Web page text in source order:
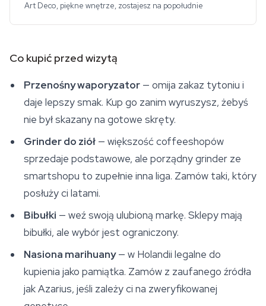
Art Deco, piękne wnętrze, zostajesz na popołudnie
Co kupić przed wizytą
Przenośny waporyzator — omija zakaz tytoniu i
daje lepszy smak. Kup go zanim wyruszysz, żebyś
nie był skazany na gotowe skręty.
Grinder do ziół — większość coffeeshopów
sprzedaje podstawowe, ale porządny grinder ze
smartshopu to zupełnie inna liga. Zamów taki, który
posłuży ci latami.
Bibułki — weź swoją ulubioną markę. Sklepy mają
bibułki, ale wybór jest ograniczony.
Nasiona marihuany— w Holandii legalne do
kupienia jako pamiątka. Zamów z zaufanego źródła
jak Azarius, jeśli zależy ci na zweryfikowanej